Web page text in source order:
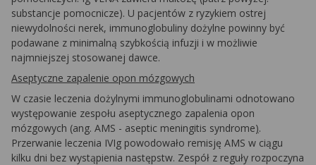
substancje pomocnicze). U pacjentów z ryzykiem ostrej
niewydolności nerek, immunoglobuliny dożylne powinny być
podawane z minimalną szybkością infuzji i w możliwie
najmniejszej stosowanej dawce.
Aseptyczne zapalenie opon mózgowych
W czasie leczenia dożylnymi immunoglobulinami odnotowano
występowanie zespołu aseptycznego zapalenia opon
mózgowych (ang. AMS - aseptic meningitis syndrome).
Przerwanie leczenia IVIg powodowało remisję AMS w ciągu
kilku dni bez wystąpienia następstw. Zespół z reguły rozpoczyna